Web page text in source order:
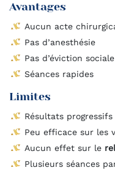
Avantages
Aucun acte
Pas d’anesthésie
Pas d’éviction sociale
Séances rapides
Limites
Résultats
Peu efficace sur les
Aucun effet sur le
Plusieurs séances